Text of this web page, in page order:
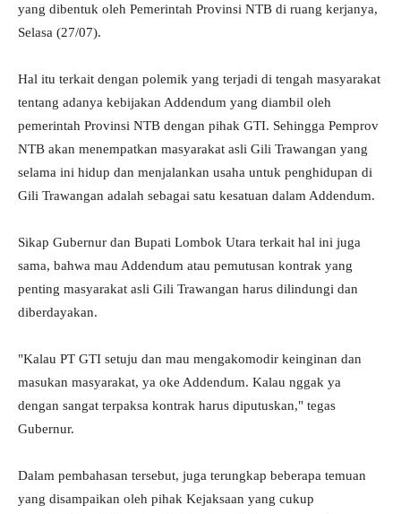
yang dibentuk oleh Pemerintah Provinsi NTB di ruang kerjanya,
Selasa (27/07).
Hal itu terkait dengan polemik yang terjadi di tengah masyarakat
tentang adanya kebijakan Addendum yang diambil oleh
pemerintah Provinsi NTB dengan pihak GTI. Sehingga Pemprov
NTB akan menempatkan masyarakat asli Gili Trawangan yang
selama ini hidup dan menjalankan usaha untuk penghidupan di
Gili Trawangan adalah sebagai satu kesatuan dalam Addendum.
Sikap Gubernur dan Bupati Lombok Utara terkait hal ini juga
sama, bahwa mau Addendum atau pemutusan kontrak yang
penting masyarakat asli Gili Trawangan harus dilindungi dan
diberdayakan.
"Kalau PT GTI setuju dan mau mengakomodir keinginan dan
masukan masyarakat, ya oke Addendum. Kalau nggak ya
dengan sangat terpaksa kontrak harus diputuskan," tegas
Gubernur.
Dalam pembahasan tersebut, juga terungkap beberapa temuan
yang disampaikan oleh pihak Kejaksaan yang cukup